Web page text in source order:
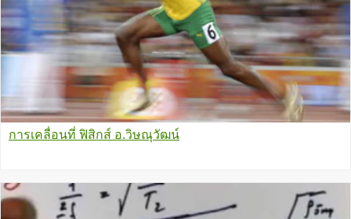
การเคลื่อนที่ ฟิสิกส์ อ.วิษณุวัฒน์